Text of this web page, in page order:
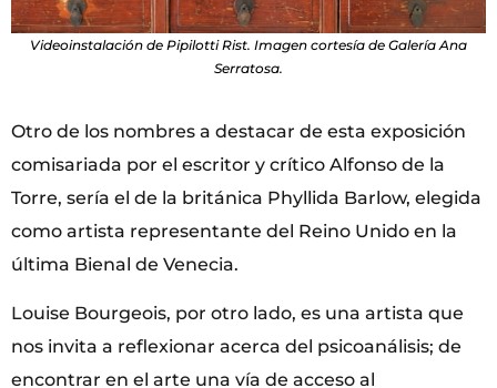
Videoinstalación de Pipilotti Rist. Imagen cortesía de Galería Ana
Serratosa.
Otro de los nombres a destacar de esta exposición
comisariada por el escritor y crítico Alfonso de la
Torre, sería el de la británica Phyllida Barlow, elegida
como artista representante del Reino Unido en la
última Bienal de Venecia.
Louise Bourgeois, por otro lado, es una artista que
nos invita a reflexionar acerca del psicoanálisis; de
encontrar en el arte una vía de acceso al